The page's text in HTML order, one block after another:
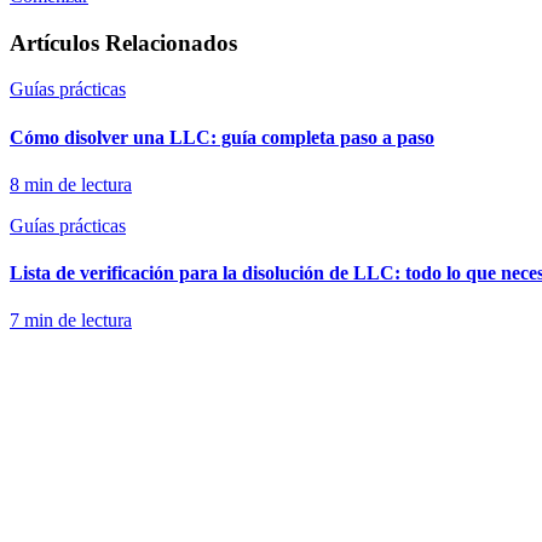
Artículos Relacionados
Guías prácticas
Cómo disolver una LLC: guía completa paso a paso
8 min de lectura
Guías prácticas
Lista de verificación para la disolución de LLC: todo lo que
7 min de lectura